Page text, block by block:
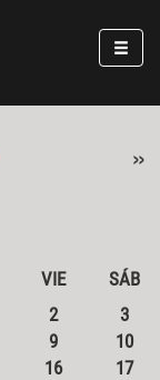
»
VIE
SÁB
2
3
9
10
16
17